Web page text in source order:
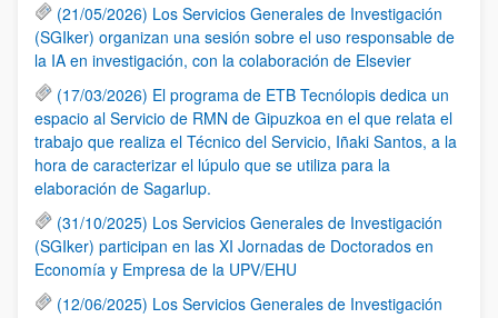
(21/05/2026) Los Servicios Generales de Investigación
(SGIker) organizan una sesión sobre el uso responsable de
la IA en investigación, con la colaboración de Elsevier
(17/03/2026) El programa de ETB Tecnólopis dedica un
espacio al Servicio de RMN de Gipuzkoa en el que relata el
trabajo que realiza el Técnico del Servicio, Iñaki Santos, a la
hora de caracterizar el lúpulo que se utiliza para la
elaboración de Sagarlup.
(31/10/2025) Los Servicios Generales de Investigación
(SGIker) participan en las XI Jornadas de Doctorados en
Economía y Empresa de la UPV/EHU
(12/06/2025) Los Servicios Generales de Investigación